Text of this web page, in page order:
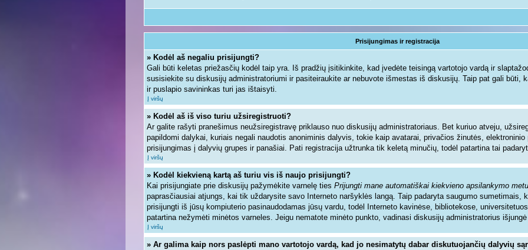
Prisijungimas ir registracija
» Kodėl aš negaliu prisijungti?
Gali būti keletas priežasčių kodėl taip yra. Iš pradžių įsitikinkite, kad įvedėte teisingą vartotojo vardą ir
susisiekite su diskusijų administratoriumi ir pasiteiraukite ar nebuvote išmestas iš diskusijų. Taip pat gali būti,
ir puslapio savininkas turi jas ištaisyti.
Į viršų
» Kodėl aš iš viso turiu užsiregistruoti?
Ar galite rašyti pranešimus neužsiregistravę priklauso nuo diskusijų administratoriaus. Bet kuriuo atveju,
papildomi dalykai, kuriais negali naudotis anoniminis dalyvis, tokie kaip avatarai, privačios žinutės,
prisijungimas į dalyvių grupes ir panašiai. Pati registracija užtrunka tik keletą minučių, todėl patartina tai
Į viršų
» Kodėl kiekvieną kartą aš turiu vis iš naujo prisijungti?
Kai prisijungiate prie diskusijų pažymėkite varnelę ties Prijungti mane automatiškai kiekvieno apsilankymo metu
paprasčiausiai atjungs, kai tik uždarysite savo Interneto naršyklės langą. Taip padaryta saugumo sumetimais,
prisijungti iš jūsų kompiuterio pasinaudodamas jūsų vardu, todėl Interneto kavinėse, bibliotekose,
patartina nežymėti minėtos varneles. Jeigu nematote minėto punkto, vadinasi diskusijų administratorius
Į viršų
» Ar galima kaip nors paslėpti mano vartotojo vardą, kad jo nesimatytų dabar diskutuojančių dalyvių